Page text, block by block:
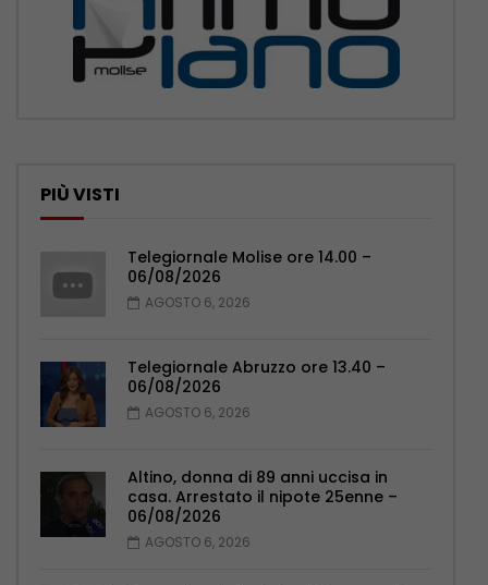
PIÙ VISTI
Telegiornale Molise ore 14.00 –
06/08/2026
AGOSTO 6, 2026
Telegiornale Abruzzo ore 13.40 –
06/08/2026
AGOSTO 6, 2026
Altino, donna di 89 anni uccisa in
casa. Arrestato il nipote 25enne –
06/08/2026
AGOSTO 6, 2026